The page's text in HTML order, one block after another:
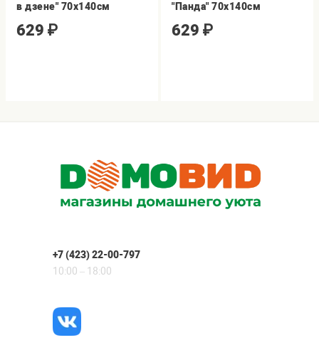
в дзене" 70х140см
629 ₽
"Панда" 70х140см
629 ₽
+7 (423) 22-00-797
10:00 – 18:00